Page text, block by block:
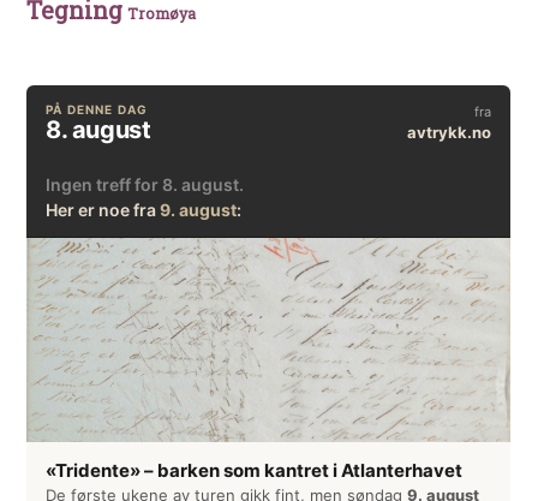
Tegning Tromøya